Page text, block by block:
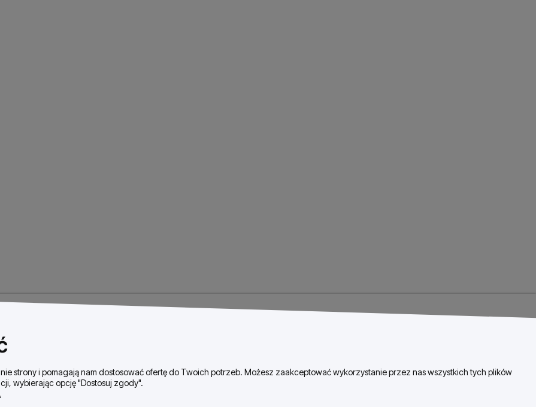
strony i pomagają nam dostosować ofertę do Twoich potrzeb. Możesz zaakceptować wykorzystanie przez nas wszystkich tych plików
wybierając opcję "Dostosuj zgody".